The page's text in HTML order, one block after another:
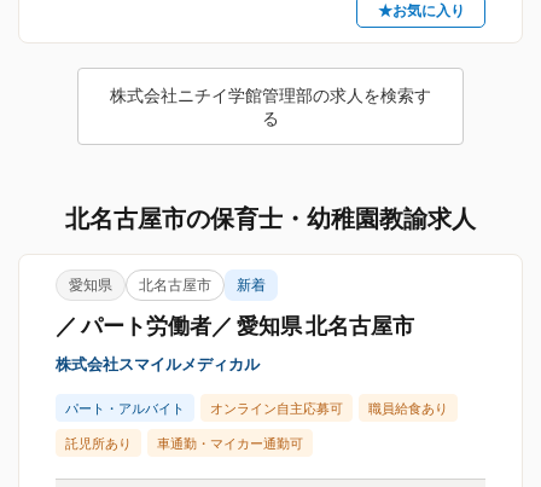
★お気に入り
株式会社ニチイ学館管理部の求人を検索す
る
北名古屋市の保育士・幼稚園教諭求人
愛知県 北名古屋市 新着
／ パート労働者／ 愛知県 北名古屋市
株式会社スマイルメディカル
パート・アルバイト オンライン自主応募可 職員給食あり
託児所あり 車通勤・マイカー通勤可